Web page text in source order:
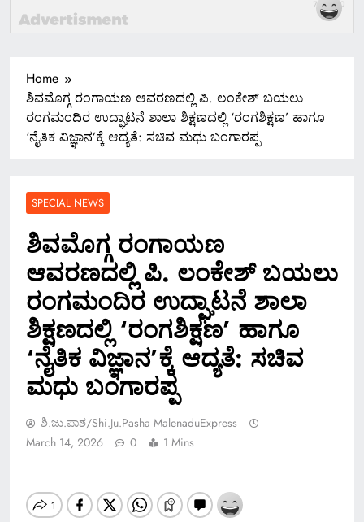
Home
ಶಿವಮೊಗ್ಗ ರಂಗಾಯಣ ಆವರಣದಲ್ಲಿ ಪಿ. ಲಂಕೇಶ್ ಬಯಲು
ರಂಗಮಂದಿರ ಉದ್ಘಾಟನೆ ಶಾಲಾ ಶಿಕ್ಷಣದಲ್ಲಿ ‘ರಂಗಶಿಕ್ಷಣ’ ಹಾಗೂ
‘ನೈತಿಕ ವಿಜ್ಞಾನ’ಕ್ಕೆ ಆದ್ಯತೆ: ಸಚಿವ ಮಧು ಬಂಗಾರಪ್ಪ
SPECIAL NEWS
ಶಿವಮೊಗ್ಗ ರಂಗಾಯಣ
ಆವರಣದಲ್ಲಿ ಪಿ. ಲಂಕೇಶ್ ಬಯಲು
ರಂಗಮಂದಿರ ಉದ್ಘಾಟನೆ ಶಾಲಾ
ಶಿಕ್ಷಣದಲ್ಲಿ ‘ರಂಗಶಿಕ್ಷಣ’ ಹಾಗೂ
‘ನೈತಿಕ ವಿಜ್ಞಾನ’ಕ್ಕೆ ಆದ್ಯತೆ: ಸಚಿವ
ಮಧು ಬಂಗಾರಪ್ಪ
ಶಿ.ಜು.ಪಾಶ/Shi.ju.pasha MalenaduExpress
March 14, 2026
0 1 Mins